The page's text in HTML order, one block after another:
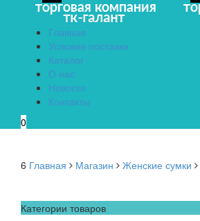
Главная
Условия поставки
Каталог
О нас
Новости
Контакты
0
6 Главная Магазин Женские сумки
Категории товаров